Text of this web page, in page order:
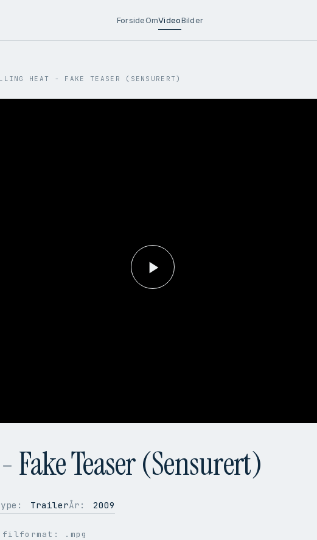
ForsideOmVideoBilder
HEAT - FAKE TEASER (SENSURERT)
Play
Teaser (Sensurert)
TrailerÅr: 2009
filformat: .mpg